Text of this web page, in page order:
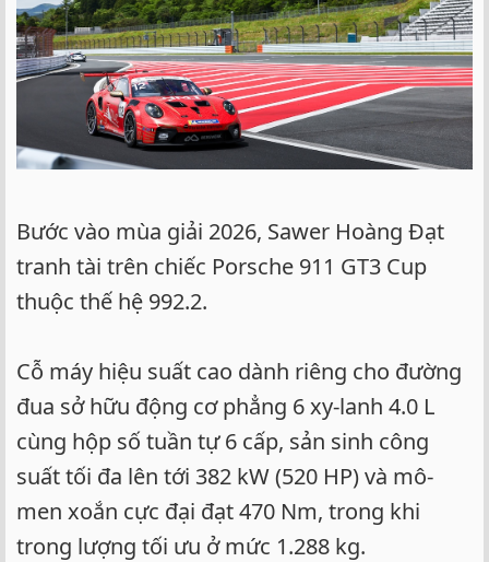
Bước vào mùa giải 2026, Sawer Hoàng Đạt
tranh tài trên chiếc Porsche 911 GT3 Cup
thuộc thế hệ 992.2.
Cỗ máy hiệu suất cao dành riêng cho đường
đua sở hữu động cơ phẳng 6 xy-lanh 4.0 L
cùng hộp số tuần tự 6 cấp, sản sinh công
suất tối đa lên tới 382 kW (520 HP) và mô-
men xoắn cực đại đạt 470 Nm, trong khi
trong lượng tối ưu ở mức 1.288 kg.